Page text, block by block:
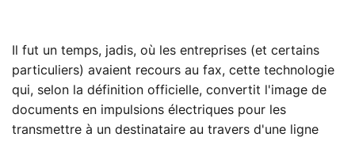
Il fut un temps, jadis, où les entreprises (et certains
particuliers) avaient recours au fax, cette technologie
qui, selon la définition officielle, convertit l'image de
documents en impulsions électriques pour les
transmettre à un destinataire au travers d'une ligne